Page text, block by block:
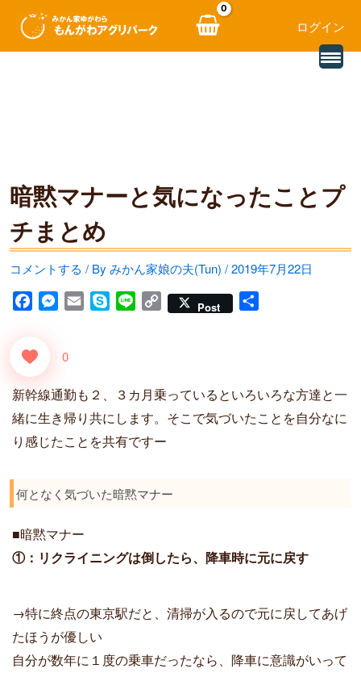
ッ
ログイン
暗黙マナーと気になったことプ
チまとめ
コメントする / By みかん家娘の夫(Tun) /2019年7月22日
e
b
o
o
k
M
s
n
g
e
C
i
n
k
Post
0
新幹線通勤も２、３カ月乗っているといろいろな方達と一
緒に生き帰り共にします。そこで気づいたことを自分なに
り感じたことを共有ですー
何となく気づいた暗黙マナー
■暗黙マナー
①：リクライニングは倒したら、降車時に元に戻す
→特に終点の東京駅だと、清掃が入るので元に戻してあげ
たほうが優しい
自分が数年に１度の乗車だったなら、降車に意識がいって